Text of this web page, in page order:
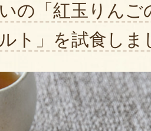
いの「紅玉りん
ルト」を試食しま